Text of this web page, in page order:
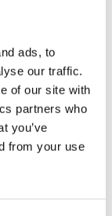
ads, to
our traffic.
of our site with
partners who
you’ve
from your use